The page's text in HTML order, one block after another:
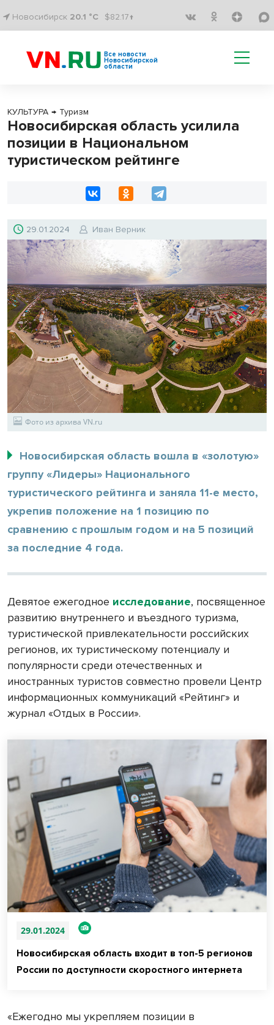
Новосибирск 20.1 °C $82.17↑
Все новости
Новосибирской
области
КУЛЬТУРА → Туризм
Новосибирская область усилила
позиции в Национальном
туристическом рейтинге
29.01.2024 Иван Верник
Фото из архива VN.ru
Новосибирская область вошла в «золотую»
группу «Лидеры» Национального
туристического рейтинга и заняла 11-е место,
укрепив положение на 1 позицию по
сравнению с прошлым годом и на 5 позиций
за последние 4 года.
Девятое ежегодное исследование, посвященное
развитию внутреннего и въездного туризма,
туристической привлекательности российских
регионов, их туристическому потенциалу и
популярности среди отечественных и
иностранных туристов совместно провели Центр
информационных коммуникаций «Рейтинг» и
журнал «Отдых в России».
29.01.2024
Новосибирская область входит в топ-5 регионов
России по доступности скоростного интернета
«Ежегодно мы укрепляем позиции в